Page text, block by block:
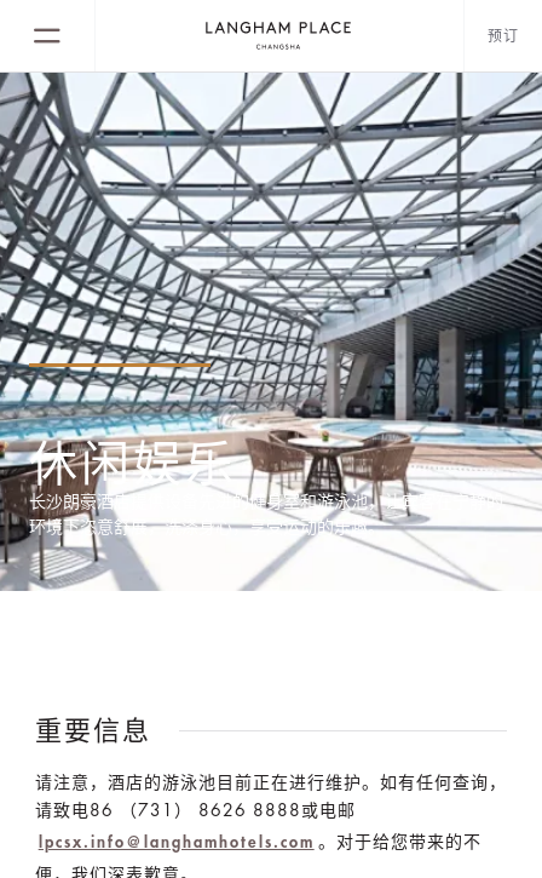
预订
休闲娱乐
长沙朗豪酒店提供设备先进的健身室和游泳池，让宾客在宁静的
环境下恣意舒展，洗涤身心，享受运动的乐趣。
重要信息
请注意，酒店的游泳池目前正在进行维护。如有任何查询，
请致电86 （731） 8626 8888或电邮
lpcsx.info@langhamhotels.com 。对于给您带来的不
便，我们深表歉意。